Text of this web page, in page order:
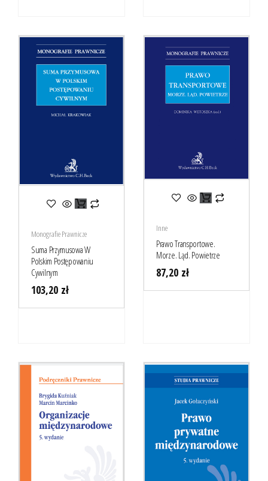
Monografie Prawnicze
Suma Przymusowa W
Polskim Postępowaniu
Cywilnym
103,20 zł
Inne
Prawo Transportowe.
Morze. Ląd. Powietrze
87,20 zł